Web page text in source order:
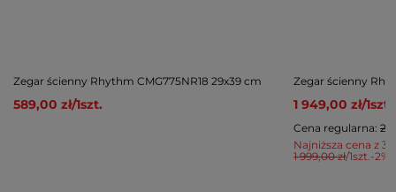
Zegar ścienny Rhythm CMG775NR18 29x39 cm
589,00 zł/1szt.
Zegar ścienny
1 949,00 zł/1szt.
Najniższa cena z
1 999,00 zł/1szt.-2%
Cena regularna:2